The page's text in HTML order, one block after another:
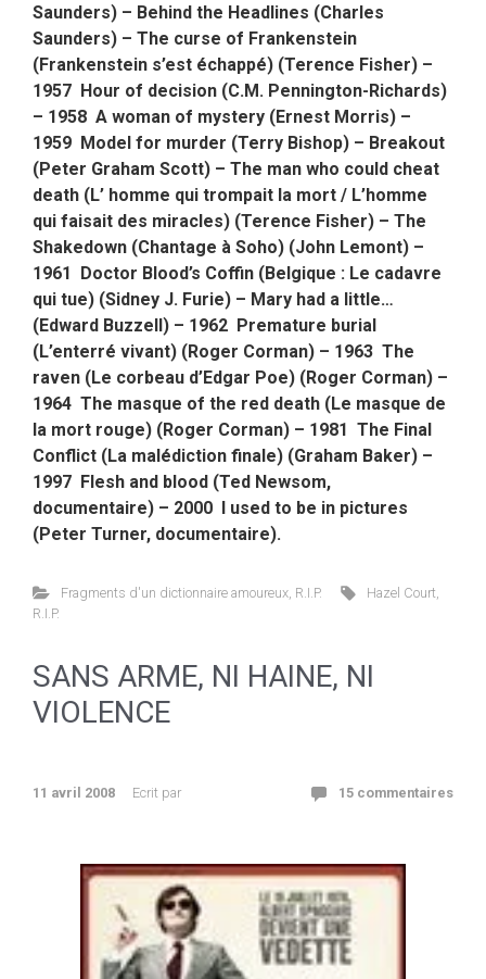
Saunders) – Behind the Headlines (Charles
Saunders) – The curse of Frankenstein
(Frankenstein s’est échappé) (Terence Fisher) –
1957 Hour of decision (C.M. Pennington-Richards)
– 1958 A woman of mystery (Ernest Morris) –
1959 Model for murder (Terry Bishop) – Breakout
(Peter Graham Scott) – The man who could cheat
death (L’ homme qui trompait la mort / L’homme
qui faisait des miracles) (Terence Fisher) – The
Shakedown (Chantage à Soho) (John Lemont) –
1961 Doctor Blood’s Coffin (Belgique : Le cadavre
qui tue) (Sidney J. Furie) – Mary had a little…
(Edward Buzzell) – 1962 Premature burial
(L’enterré vivant) (Roger Corman) – 1963 The
raven (Le corbeau d’Edgar Poe) (Roger Corman) –
1964 The masque of the red death (Le masque de
la mort rouge) (Roger Corman) – 1981 The Final
Conflict (La malédiction finale) (Graham Baker) –
1997 Flesh and blood (Ted Newsom,
documentaire) – 2000 I used to be in pictures
(Peter Turner, documentaire).
Fragments d'un dictionnaire amoureux, R.I.P. Hazel Court
R.I.P.
SANS ARME, NI HAINE, NI
VIOLENCE
11 avril 2008 Ecrit par 15 commentaires